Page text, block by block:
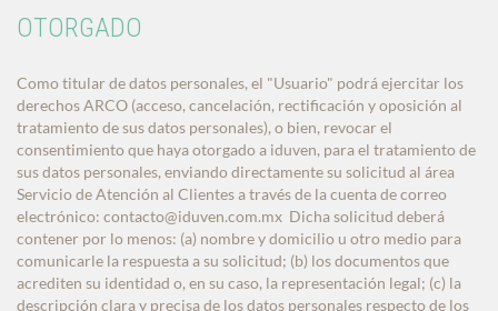
OTORGADO
Como titular de datos personales, el "Usuario" podrá ejercitar los
derechos ARCO (acceso, cancelación, rectificación y oposición al
tratamiento de sus datos personales), o bien, revocar el
consentimiento que haya otorgado a iduven, para el tratamiento de
sus datos personales, enviando directamente su solicitud al área
Servicio de Atención al Clientes a través de la cuenta de correo
electrónico: contacto@iduven.com.mx Dicha solicitud deberá
contener por lo menos: (a) nombre y domicilio u otro medio para
comunicarle la respuesta a su solicitud; (b) los documentos que
acrediten su identidad o, en su caso, la representación legal; (c) la
descripción clara y precisa de los datos personales respecto de los